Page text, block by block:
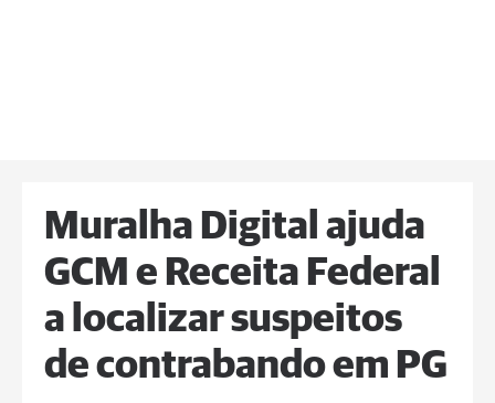
Muralha Digital ajuda
GCM e Receita Federal
a localizar suspeitos
de contrabando em PG